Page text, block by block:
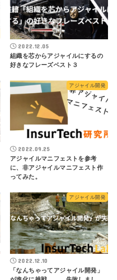
2022.12.05
組織を芯からアジャイルにするの
好きなフレーズベスト３
アジャイル開発
2022.09.25
アジャイルマニフェストを参考
に、非アジャイルマニフェスト作
ってみた。
アジャイル開発
2022.12.10
「なんちゃってアジャイル開発」